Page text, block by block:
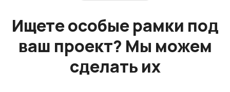
Ищете особые рамки под
ваш проект? Мы можем
сделать их